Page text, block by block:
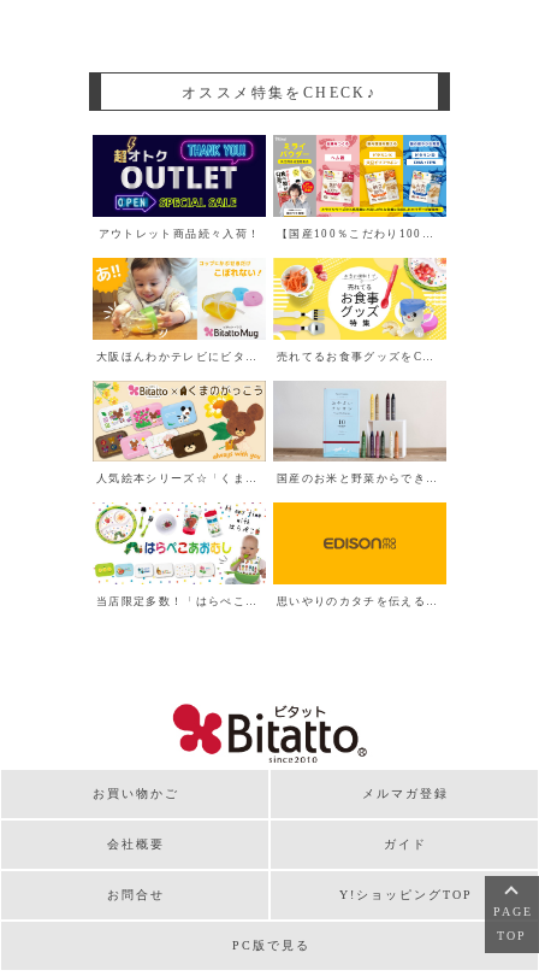
お買い物かご メルマガ登録
会社概要 ガイド
お問合せ Y!ショッピングTOP
PC版で見る
PAGE
TOP